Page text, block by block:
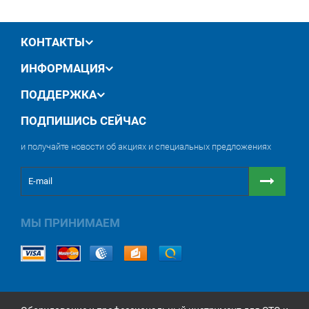
КОНТАКТЫ
ИНФОРМАЦИЯ
ПОДДЕРЖКА
ПОДПИШИСЬ СЕЙЧАС
и получайте новости об акциях и специальных предложениях
МЫ ПРИНИМАЕМ